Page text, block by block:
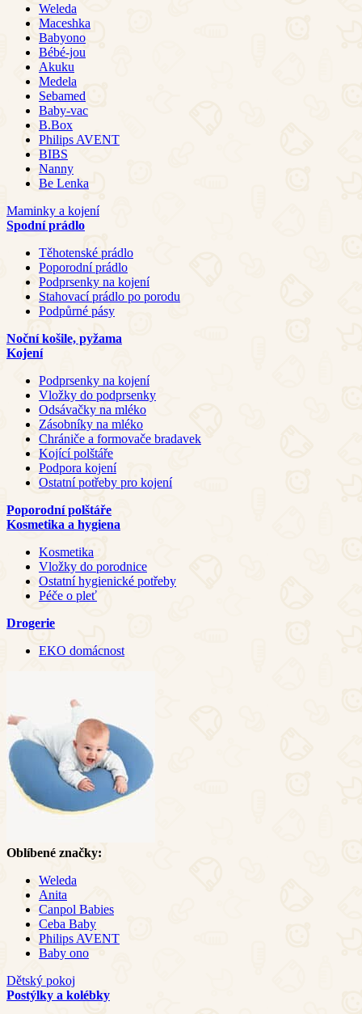
Weleda
Maceshka
Babyono
Bébé-jou
Akuku
Medela
Sebamed
Baby-vac
B.Box
Philips AVENT
BIBS
Nanny
Be Lenka
Maminky a kojení
Spodní prádlo
Těhotenské prádlo
Poporodní prádlo
Podprsenky na kojení
Stahovací prádlo po porodu
Podpůrné pásy
Noční košile, pyžama
Kojení
Podprsenky na kojení
Vložky do podprsenky
Odsávačky na mléko
Zásobníky na mléko
Chrániče a formovače bradavek
Kojící polštáře
Podpora kojení
Ostatní potřeby pro kojení
Poporodní polštáře
Kosmetika a hygiena
Kosmetika
Vložky do porodnice
Ostatní hygienické potřeby
Péče o pleť
Drogerie
EKO domácnost
Oblíbené značky:
Weleda
Anita
Canpol Babies
Ceba Baby
Philips AVENT
Baby ono
Dětský pokoj
Postýlky a kolébky